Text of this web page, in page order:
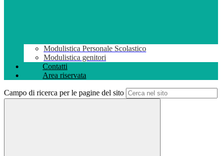
Modulistica Personale Scolastico
Modulistica genitori
Contatti
Area riservata
Campo di ricerca per le pagine del sito